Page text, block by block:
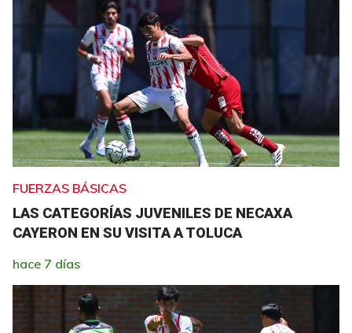
FUERZAS BÁSICAS
LAS CATEGORÍAS JUVENILES DE NECAXA
CAYERON EN SU VISITA A TOLUCA
hace 7 días